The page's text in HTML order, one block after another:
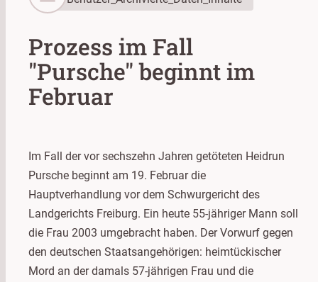
Prozess im Fall
"Pursche" beginnt im
Februar
Im Fall der vor sechszehn Jahren getöteten Heidrun
Pursche beginnt am 19. Februar die
Hauptverhandlung vor dem Schwurgericht des
Landgerichts Freiburg. Ein heute 55-jähriger Mann soll
die Frau 2003 umgebracht haben. Der Vorwurf gegen
den deutschen Staatsangehörigen: heimtückischer
Mord an der damals 57-jährigen Frau und die